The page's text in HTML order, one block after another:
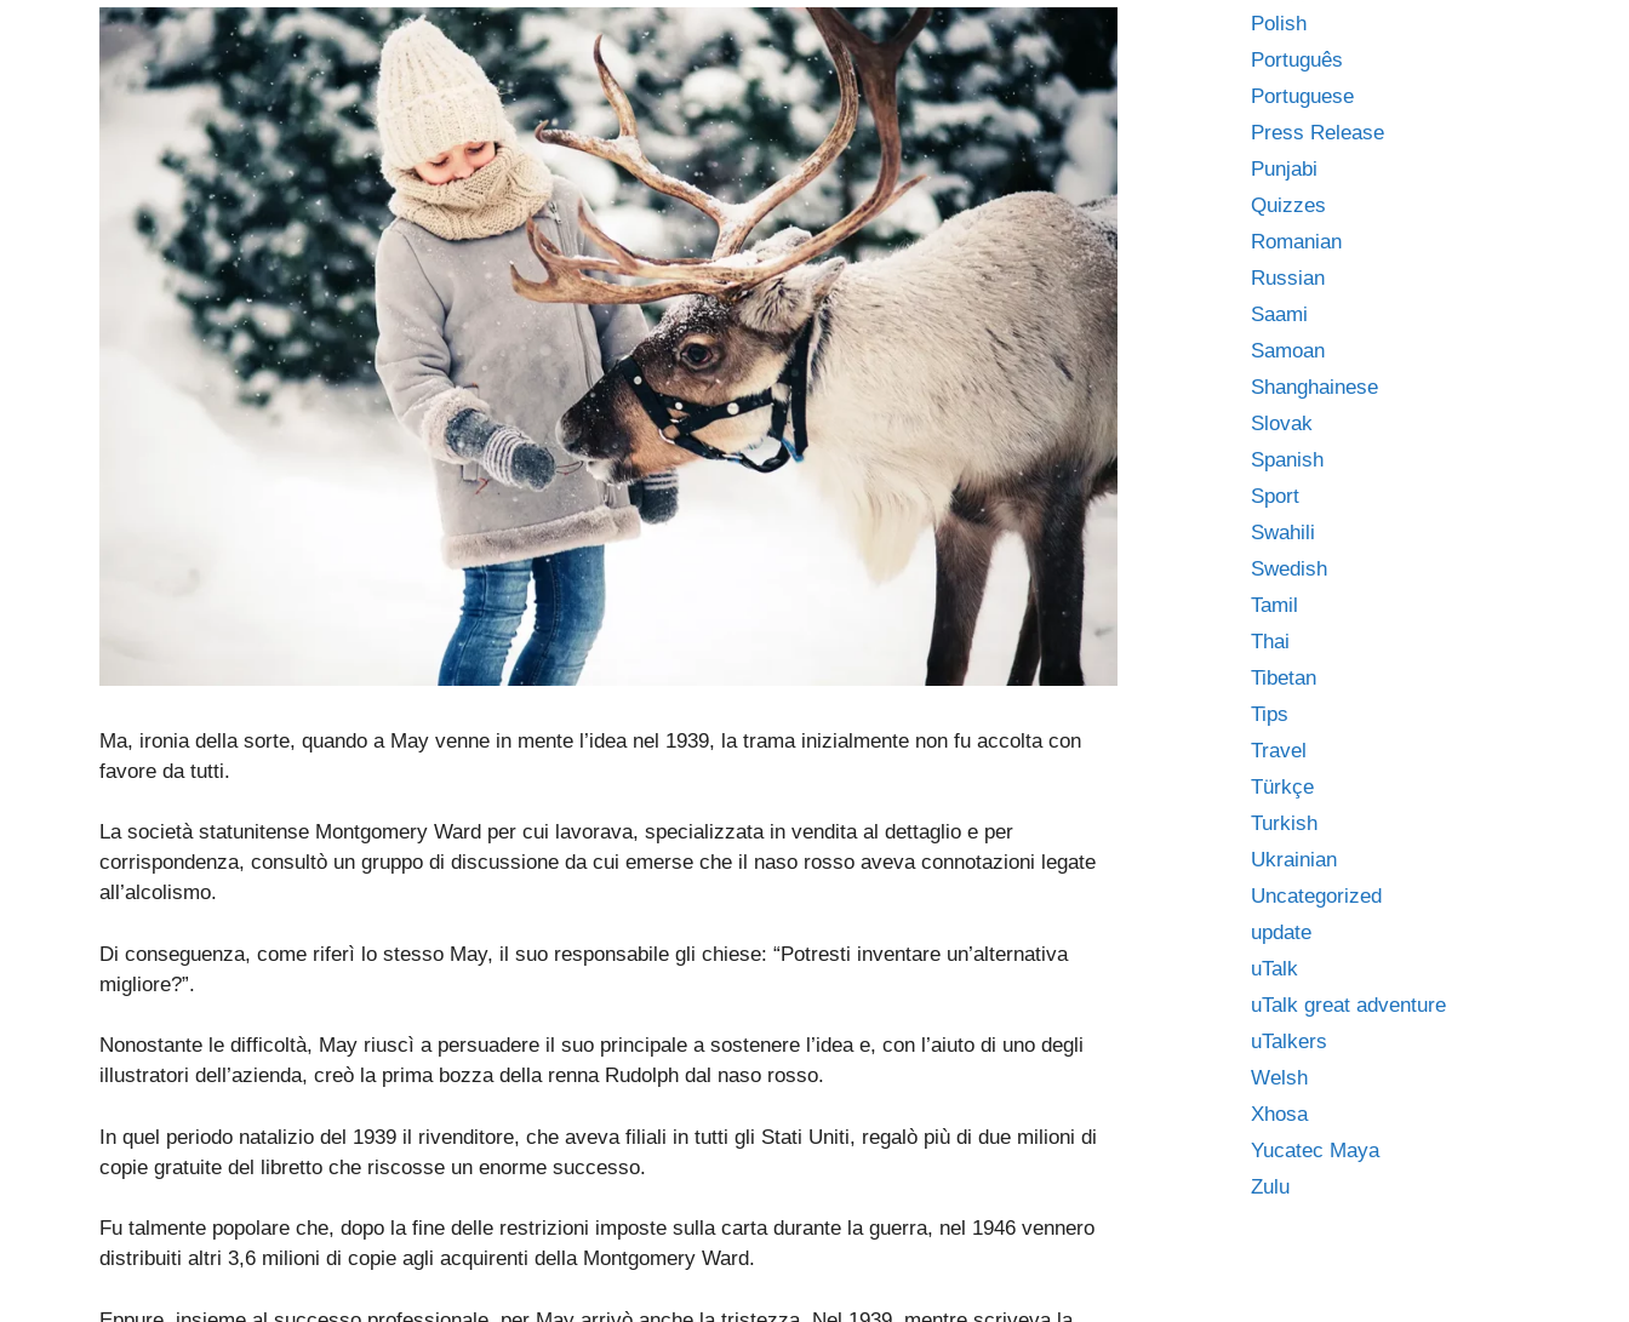
Ma, ironia della sorte, quando a May venne in mente l’idea nel 1939, la trama inizialmente non fu accolta con
favore da tutti.
La società statunitense Montgomery Ward per cui lavorava, specializzata in vendita al dettaglio e per
corrispondenza, consultò un gruppo di discussione da cui emerse che il naso rosso aveva connotazioni legate
all’alcolismo.
Di conseguenza, come riferì lo stesso May, il suo responsabile gli chiese: “Potresti inventare un’alternativa
migliore?”.
Nonostante le difficoltà, May riuscì a persuadere il suo principale a sostenere l’idea e, con l’aiuto di uno degli
illustratori dell’azienda, creò la prima bozza della renna Rudolph dal naso rosso.
In quel periodo natalizio del 1939 il rivenditore, che aveva filiali in tutti gli Stati Uniti, regalò più di due milioni di
copie gratuite del libretto che riscosse un enorme successo.
Fu talmente popolare che, dopo la fine delle restrizioni imposte sulla carta durante la guerra, nel 1946 vennero
distribuiti altri 3,6 milioni di copie agli acquirenti della Montgomery Ward.
Polish
Português
Portuguese
Press Release
Punjabi
Quizzes
Romanian
Russian
Saami
Samoan
Shanghainese
Slovak
Spanish
Sport
Swahili
Swedish
Tamil
Thai
Tibetan
Tips
Travel
Türkçe
Turkish
Ukrainian
Uncategorized
update
uTalk
uTalk great adventure
uTalkers
Welsh
Xhosa
Yucatec Maya
Zulu